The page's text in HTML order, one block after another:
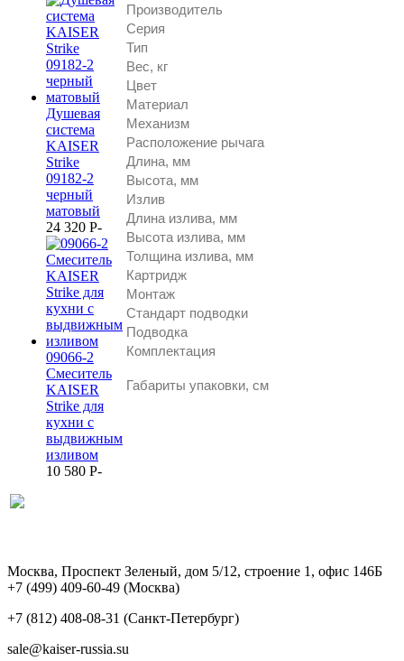
Душевая
система
KAISER
Strike
09182-2
черный
матовый
24 320 P-
09066-2
Смеситель
KAISER
Strike для
кухни с
выдвижным
изливом
10 580 P-
Производитель
Серия
Тип
Вес, кг
Цвет
Материал
Механизм
Расположение рычага
Длина, мм
Высота, мм
Излив
Длина излива, мм
Высота излива, мм
Толщина излива, мм
Картридж
Монтаж
Стандарт подводки
Подводка
Комплектация
Габариты упаковки, см
Москва, Проспект Зеленый, дом 5/12, строение 1, офис 146Б
+7 (499) 409-60-49 (Москва)
+7 (812) 408-08-31 (Санкт-Петербург)
sale@kaiser-russia.su